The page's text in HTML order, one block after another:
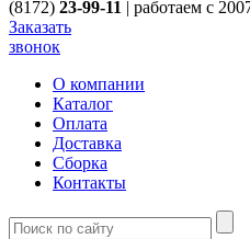
(8172) 23-99-11 | работаем с
Заказать
звонок
О компании
Каталог
Оплата
Доставка
Сборка
Контакты